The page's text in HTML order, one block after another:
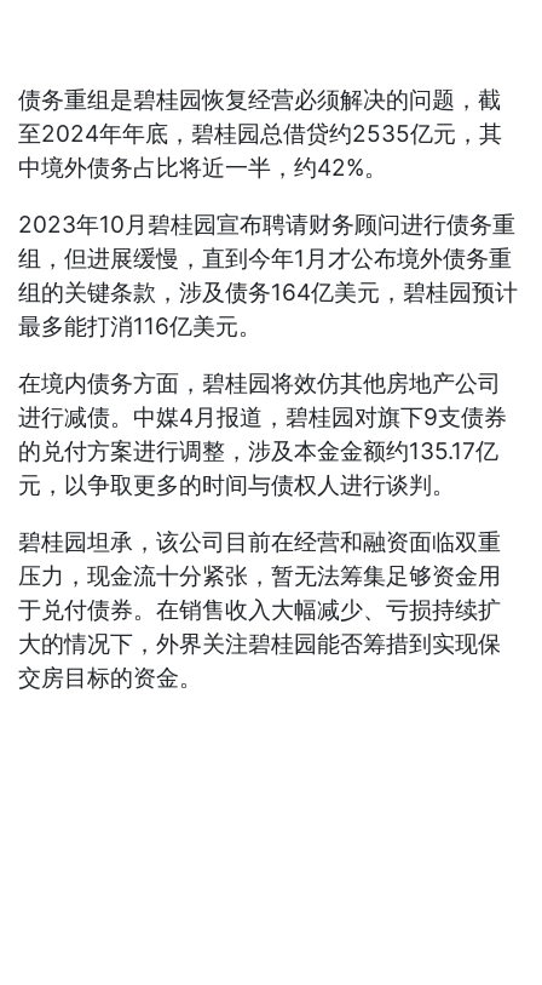
债务重组是碧桂园恢复经营必须解决的问题，截
至2024年年底，碧桂园总借贷约2535亿元，其
中境外债务占比将近一半，约42%。
2023年10月碧桂园宣布聘请财务顾问进行债务重
组，但进展缓慢，直到今年1月才公布境外债务重
组的关键条款，涉及债务164亿美元，碧桂园预计
最多能打消116亿美元。
在境内债务方面，碧桂园将效仿其他房地产公司
进行减债。中媒4月报道，碧桂园对旗下9支债券
的兑付方案进行调整，涉及本金金额约135.17亿
元，以争取更多的时间与债权人进行谈判。
碧桂园坦承，该公司目前在经营和融资面临双重
压力，现金流十分紧张，暂无法筹集足够资金用
于兑付债券。在销售收入大幅减少、亏损持续扩
大的情况下，外界关注碧桂园能否筹措到实现保
交房目标的资金。